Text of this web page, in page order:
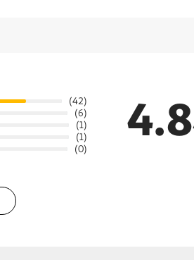
(42)
(6)
(1)
(1)
(0)
4.8